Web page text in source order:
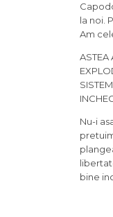
la noi.
Am
ASTEA
Nu-i
bine